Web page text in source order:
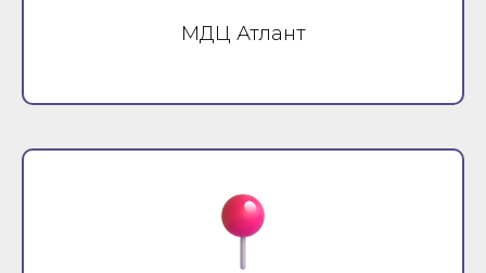
МДЦ Атлант